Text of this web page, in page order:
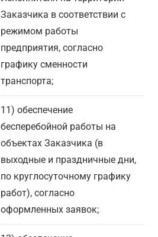
Заказчика в соответствии с
режимом работы
предприятия, согласно
графику сменности
транспорта;
11) обеспечение
бесперебойной работы на
объектах Заказчика (в
выходные и праздничные дни,
по круглосуточному графику
работ), согласно
оформленных заявок;